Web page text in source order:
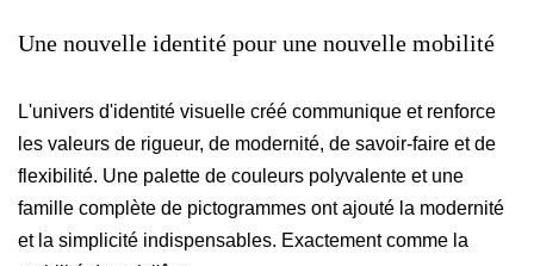
Une nouvelle identité pour une nouvelle mobilité
L'univers d'identité visuelle créé communique et renforce
les valeurs de rigueur, de modernité, de savoir-faire et de
flexibilité. Une palette de couleurs polyvalente et une
famille complète de pictogrammes ont ajouté la modernité
et la simplicité indispensables. Exactement comme la